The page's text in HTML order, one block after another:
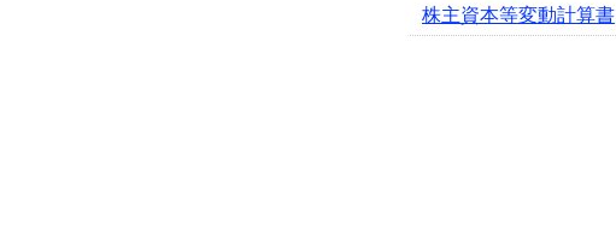
株主資本等変動計算書